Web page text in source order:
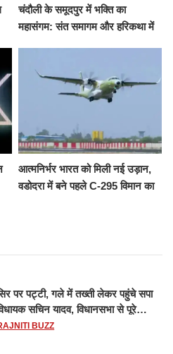
चंदौली के समूदपुर में भक्ति का
महासंगम: संत समागम और हरिकथा में
आत्मनिर्भर भारत को मिली नई उड़ान,
वडोदरा में बने पहले C-295 विमान का
पर पट्टी, गले में तख्ती लेकर पहुंचे सपा
सचिन यादव, विधानसभा से पूरे
सत्र के लिए किया गया निलंबित
BUZZ